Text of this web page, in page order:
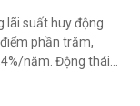
lãi suất huy động
phần trăm,
năm. Động thái